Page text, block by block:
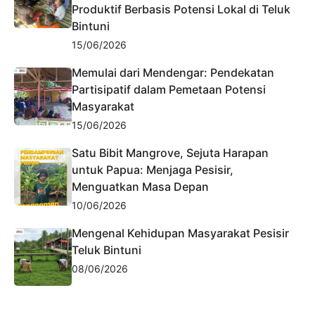
Produktif Berbasis Potensi Lokal di Teluk
Bintuni
15/06/2026
Memulai dari Mendengar: Pendekatan
Partisipatif dalam Pemetaan Potensi
Masyarakat
15/06/2026
Satu Bibit Mangrove, Sejuta Harapan
untuk Papua: Menjaga Pesisir,
Menguatkan Masa Depan
10/06/2026
Mengenal Kehidupan Masyarakat Pesisir
Teluk Bintuni
08/06/2026